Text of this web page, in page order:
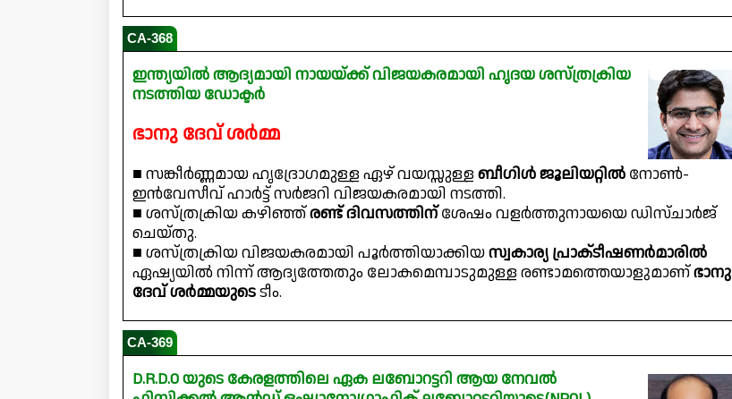
CA-368
ഇന്ത്യയിൽ ആദ്യമായി നായയ്ക്ക് വിജയകരമായി ഹൃദയ ശസ്ത്രക്രിയ
നടത്തിയ ഡോക്ടർ
ഭാനു ദേവ് ശർമ്മ
■ സങ്കീർണ്ണമായ ഹൃദ്രോഗമുള്ള ഏഴ് വയസ്സുള്ള ബീഗിൾ ജൂലിയറ്റിൽ നോൺ-
ഇൻവേസീവ് ഹാർട്ട് സർജറി വിജയകരമായി നടത്തി.
■ ശസ്‌ത്രക്രിയ കഴിഞ്ഞ്രണ്ട് ദിവസത്തിന്ശേഷം വളർത്തുനായയെ ഡിസ്‌ചാർജ്
ചെയ്‌തു.
■ ശസ്‌ത്രക്രിയ വിജയകരമായി പൂർത്തിയാക്കിയസ്വകാര്യ പ്രാക്‌ടീഷണർമാരിൽ
ഏഷ്യയിൽ നിന്ന് ആദ്യത്തേതും ലോകമെമ്പാടുമുള്ള രണ്ടാമത്തെയാളുമാണ്ഭാനു
ദേവ് ശർമ്മയുടെടീം.
CA-369
D.R.D.O യുടെ കേരളത്തിലെ ഏക ലബോറട്ടറി ആയ നേവൽ